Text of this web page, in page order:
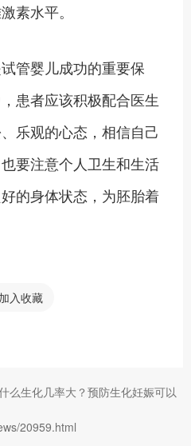
素水平。
管婴儿成功的重要保
患者应该积极配合医生
乐观的心态，相信自己
要注意个人卫生和生活
的身体状态，为胚胎着
加入收藏
么生化几率大？预防生化妊娠可以
20959.html